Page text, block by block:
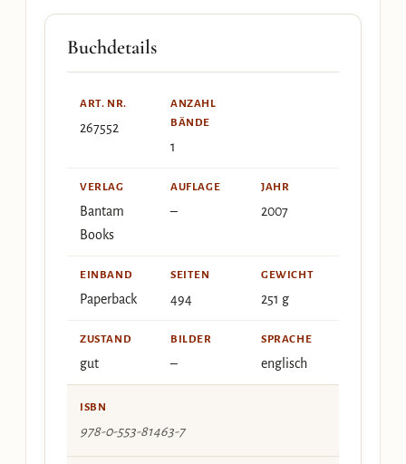
Buchdetails
ART. NR.
267552
ANZAHL
BÄNDE
1
VERLAG
Bantam
Books
AUFLAGE
–
JAHR
2007
EINBAND
Paperback
SEITEN
494
GEWICHT
251 g
ZUSTAND
gut
BILDER
–
SPRACHE
englisch
ISBN
978-0-553-81463-7